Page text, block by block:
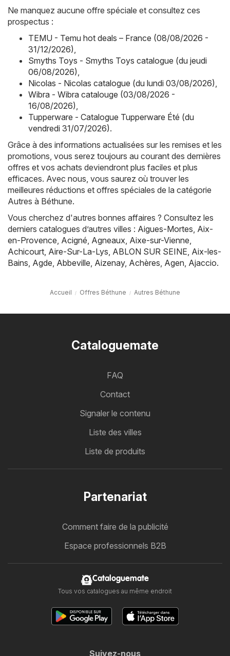
Ne manquez aucune offre spéciale et consultez ces
prospectus :
TEMU - Temu hot deals – France (08/08/2026 -
31/12/2026),
Smyths Toys - Smyths Toys catalogue (du jeudi
06/08/2026),
Nicolas - Nicolas catalogue (du lundi 03/08/2026),
Wibra - Wibra catalouge (03/08/2026 -
16/08/2026),
Tupperware - Catalogue Tupperware Été (du
vendredi 31/07/2026).
Grâce à des informations actualisées sur les remises et les
promotions, vous serez toujours au courant des dernières
offres et vos achats deviendront plus faciles et plus
efficaces. Avec nous, vous saurez où trouver les
meilleures réductions et offres spéciales de la catégorie
Autres à Béthune.
Vous cherchez d'autres bonnes affaires ? Consultez les
derniers catalogues d’autres villes : Aigues-Mortes, Aix-
en-Provence, Acigné, Agneaux, Aixe-sur-Vienne,
Achicourt, Aire-Sur-La-Lys, ABLON SUR SEINE, Aix-les-
Bains, Agde, Abbeville, Aizenay, Achères, Agen, Ajaccio.
Accueil Offres Béthune Autres Béthune
Cataloguemate
FAQ
Contact
Signaler le contenu
Liste des villes
Liste de produits
Partenariat
Comment faire de la publicité
Espace professionnels B2B
Cataloguemate
Tous vos catalogues au même endroit
Suivez-nous